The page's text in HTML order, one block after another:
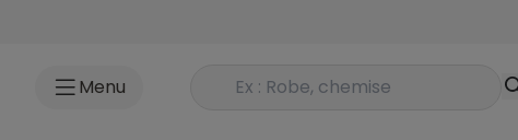
Menu Rechercher un produit